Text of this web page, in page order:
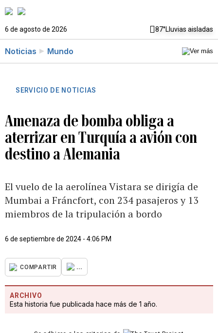
6 de agosto de 2026 87°Lluvias aisladas
Noticias Mundo
SERVICIO DE NOTICIAS
Amenaza de bomba obliga a
aterrizar en Turquía a avión con
destino a Alemania
El vuelo de la aerolínea Vistara se dirigía de
Mumbai a Fráncfort, con 234 pasajeros y 13
miembros de la tripulación a bordo
6 de septiembre de 2024 - 4:06 PM
COMPARTIR ...
ARCHIVO
Esta historia fue publicada hace más de 1 año.